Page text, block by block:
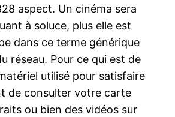
aspect. Un cinéma sera
à soluce, plus elle est
dans ce terme générique
réseau. Pour ce qui est de
utilisé pour satisfaire
de consulter votre carte
ou bien des vidéos sur